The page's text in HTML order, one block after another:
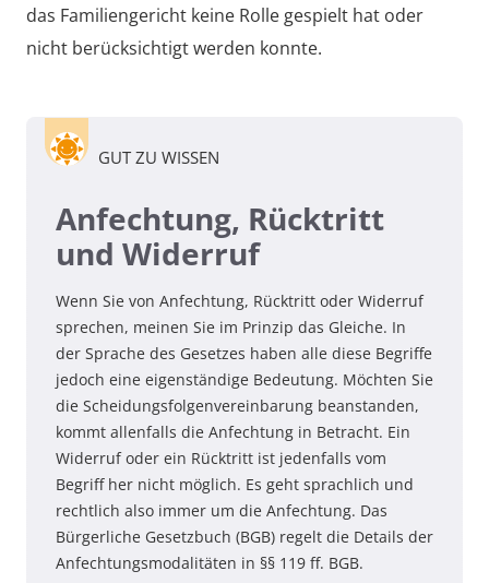
das Familiengericht keine Rolle gespielt hat oder
nicht berücksichtigt werden konnte.
GUT ZU WISSEN
Anfechtung, Rücktritt
und Widerruf
Wenn Sie von Anfechtung, Rücktritt oder Widerruf
sprechen, meinen Sie im Prinzip das Gleiche. In
der Sprache des Gesetzes haben alle diese Begriffe
jedoch eine eigenständige Bedeutung. Möchten Sie
die Scheidungsfolgenvereinbarung beanstanden,
kommt allenfalls die Anfechtung in Betracht. Ein
Widerruf oder ein Rücktritt ist jedenfalls vom
Begriff her nicht möglich. Es geht sprachlich und
rechtlich also immer um die Anfechtung. Das
Bürgerliche Gesetzbuch (BGB) regelt die Details der
Anfechtungsmodalitäten in §§ 119 ff. BGB.